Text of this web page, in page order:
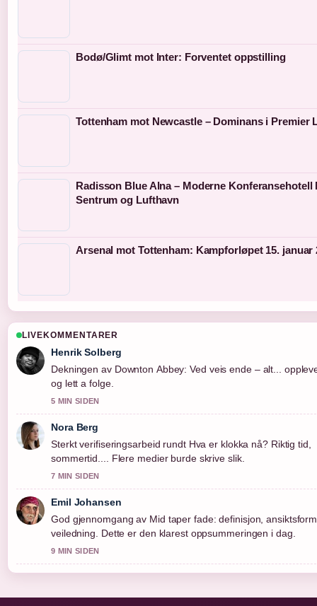
Bodø/Glimt mot Inter: Forventet oppstilling
Tottenham mot Newcastle – Dominans i Premier
Radisson Blue Alna – Moderne Konferansehotell
Sentrum og Lufthavn
Arsenal mot Tottenham: Kampforløpet 15. januar
LIVEKOMMENTARER
Henrik Solberg
Dekningen av Downton Abbey: Ved veis ende – alt...
og lett a folge.
5 MIN SIDEN
Nora Berg
Sterkt verifiseringsarbeid rundt Hva er klokka nå? Riktig tid,
sommertid.... Flere medier burde skrive slik.
7 MIN SIDEN
Emil Johansen
God gjennomgang av Mid taper fade: definisjon,
veiledning. Dette er den klarest oppsummeringen i dag.
9 MIN SIDEN